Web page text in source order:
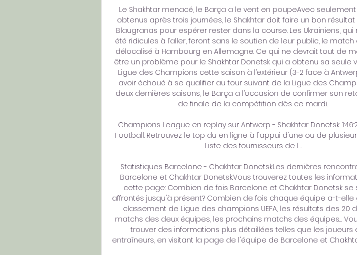
Le Shakhtar menacé, le Barça a le vent en poupeAvec
obtenus après trois journées, le Shakhtar doit faire un bon
Blaugranas pour espérer rester dans la course. Les Ukrainiens, qui
été ridicules à l’aller, feront sans le soutien de leur public, le match
délocalisé à Hambourg en Allemagne. Ce qui ne devrait tout de
être un problème pour le Shakhtar Donetsk qui a obtenu sa seule
Ligue des Champions cette saison à l’extérieur (3-2 face à
avoir échoué à se qualifier au tour suivant de la Ligue des
deux dernières saisons, le Barça a l’occasion de confirmer son
de finale de la compétition dès ce mardi.
Champions League en replay sur Antwerp - Shakhtar Donetsk.
Football. Retrouvez le top du en ligne à l'appui d'une ou de
Liste des fournisseurs de l ...
Statistiques Barcelone - Chakhtar DonetskLes dernières
Barcelone et Chakhtar Donetsk:Vous trouverez toutes les
cette page: Combien de fois Barcelone et Chakhtar Donetsk se
affrontés jusqu'à présent? Combien de fois chaque équipe a-t-elle
classement de Ligue des champions UEFA, les résultats des 20
matchs des deux équipes, les prochains matchs des équipes…
trouver des informations plus détaillées telles que les joueurs
entraîneurs, en visitant la page de l'équipe de Barcelone et